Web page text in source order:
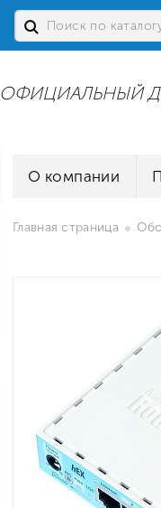
ОФИЦИАЛЬНЫЙ
О компании
Главная страница